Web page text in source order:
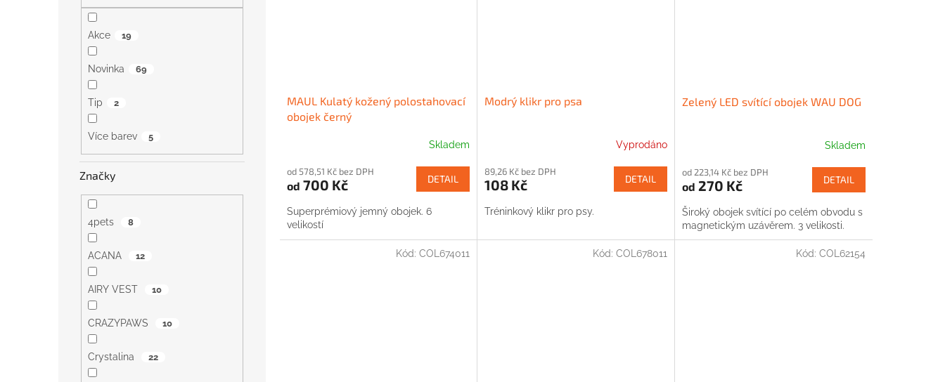
Akce 19
Novinka 69
Tip 2
Více barev 5
Značky
4pets 8
ACANA 12
AIRY VEST 10
CRAZYPAWS 10
Crystalina 22
MAUL Kulatý kožený polostahovací
obojek černý
Skladem
od 578,51 Kč bez DPH
od 700 Kč DETAIL
Superprémiový jemný obojek. 6
velikostí
Modrý klikr pro psa
Vyprodáno
89,26 Kč bez DPH
108 Kč DETAIL
Tréninkový klikr pro psy.
Zelený LED svítící obojek WAU DOG
Skladem
od 223,14 Kč bez DPH
od 270 Kč DETAIL
Široký obojek svítící po celém obvodu s
magnetickým uzávěrem. 3 velikosti.
Kód: COL674011 Kód: COL678011 Kód: COL62154